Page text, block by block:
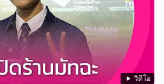
วิดีโอ